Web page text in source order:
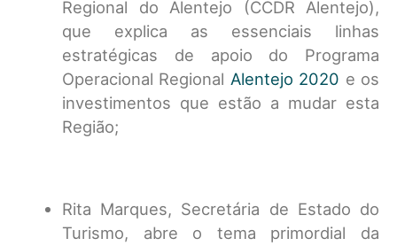
Regional do Alentejo (CCDR Alentejo),
que explica as essenciais linhas
estratégicas de apoio do Programa
Operacional Regional Alentejo 2020 e os
investimentos que estão a mudar esta
Região;
Rita Marques, Secretária de Estado do
Turismo, abre o tema primordial da